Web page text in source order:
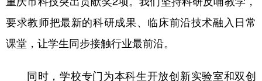
要求教师把最新的科研成果、临床前沿技术融入日常
课堂，让学生同步接触行业最前沿。
同时，学校专门为本科生开放创新实验室和双创